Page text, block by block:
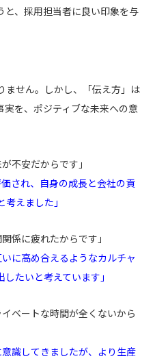
と、採用担当者に良い印象を与
ません。しかし、「伝え方」は
を、ポジティブな未来への意
不安だからです」
価され、自身の成長と会社の貢
えました」
係に疲れたからです」
いに高め合えるようなカルチャ
たいと考えています」
イベートな時間が全くないから
意識してきましたが、より生産